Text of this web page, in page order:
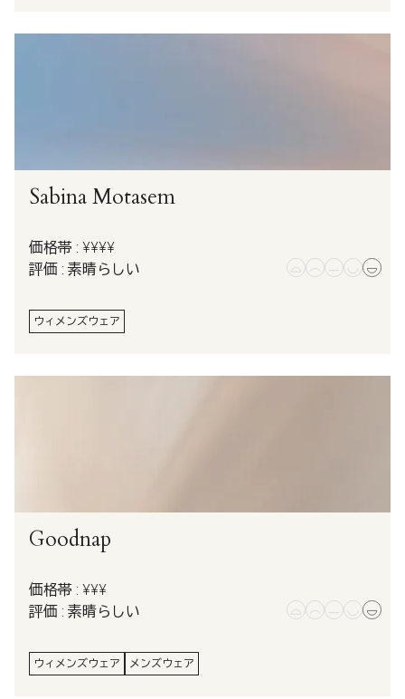
Sabina Motasem
価格帯 : ¥¥¥¥
評価 : 素晴らしい
ウィメンズウェア
Goodnap
価格帯 : ¥¥¥
評価 : 素晴らしい
ウィメンズウェア メンズウェア